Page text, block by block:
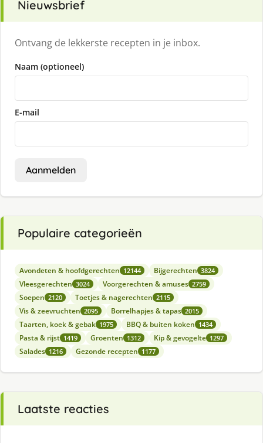
Nieuwsbrief
Ontvang de lekkerste recepten in je inbox.
Naam (optioneel)
E-mail
Aanmelden
Populaire categorieën
Avondeten & hoofdgerechten 12144 Bijgerechten 3824
Vleesgerechten 3024 Voorgerechten & amuses 2759
Soepen 2120 Toetjes & nagerechten 2115
Vis & zeevruchten 2095 Borrelhapjes & tapas 2015
Taarten, koek & gebak 1975 BBQ & buiten koken 1434
Pasta & rijst 1419 Groenten 1312 Kip & gevogelte 1297
Salades 1216 Gezonde recepten 1177
Laatste reacties